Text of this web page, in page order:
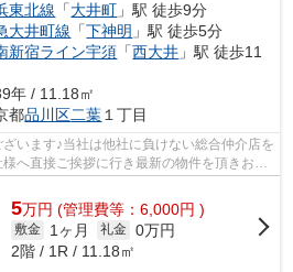
東北線 「大井町 」駅 徒歩9分
大井町線 「下神明 」駅 徒歩5分
新宿ライン宇須 「西大井 」駅 徒歩11
年 / 11.18㎡
都品川区二葉１丁目
います♪当社は他社に負けない総合仲介店を
へ直接ご挨拶に行き最新の物件を頂きお客
報は...
5万円 (管理費等：6,000円 )
敷金 1ヶ月 礼金 0万円
2階 / 1R / 11.18㎡